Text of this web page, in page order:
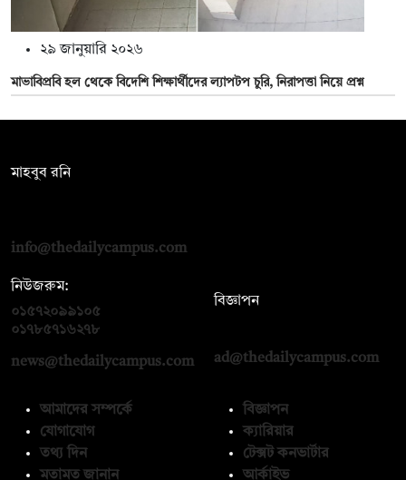
২৯ জানুয়ারি ২০২৬
মাভাবিপ্রবি হল থেকে বিদেশি শিক্ষার্থীদের ল্যাপটপ চুরি, নিরাপত্তা নিয়ে প্রশ্ন
মাহবুব রনি
info@thedailycampus.com
নিউজরুম:
০১৫৭২০৯৯১০৫
০১৭৮৫৭১৬২৭৮
news@thedailycampus.com
বিজ্ঞাপন
ad@thedailycampus.com
আমাদের সম্পর্কে
যোগাযোগ
তথ্য দিন
মতামত জানান
বিজ্ঞাপন
ক্যারিয়ার
টেক্সট কনভার্টার
আর্কাইভ